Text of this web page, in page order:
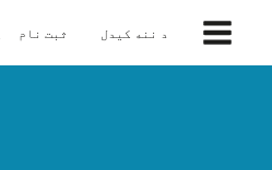
ثبت نام د ننه کیدل